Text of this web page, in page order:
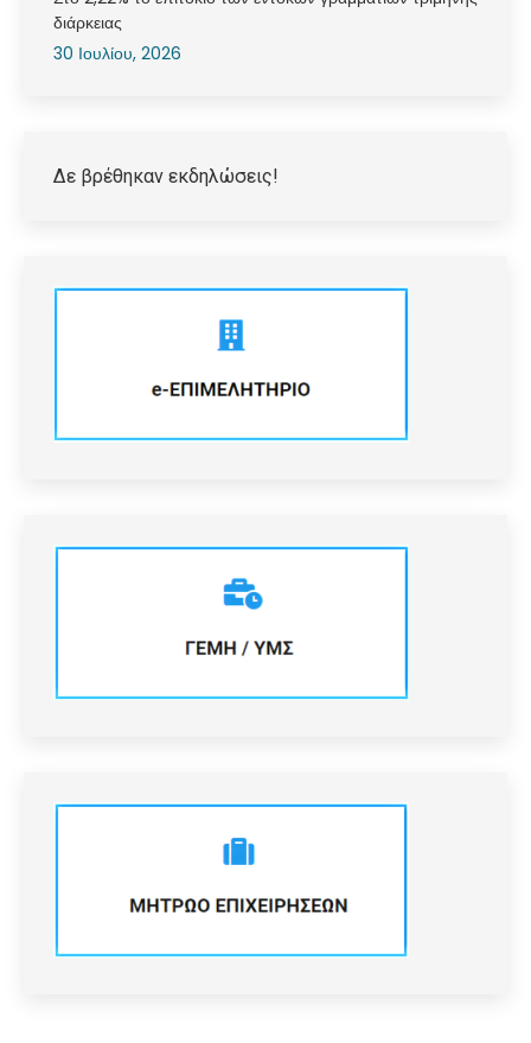
διάρκειας
30 Ιουλίου, 2026
Δε βρέθηκαν εκδηλώσεις!